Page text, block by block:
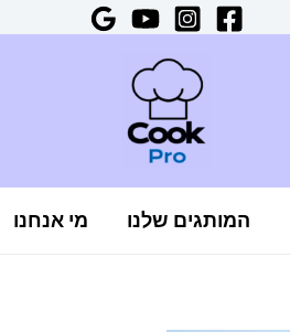
המותגים שלנו מי אנחנו